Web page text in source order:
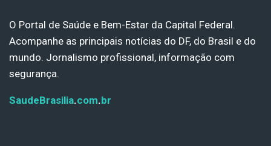
O Portal de Saúde e Bem-Estar da Capital Federal.
Acompanhe as principais notícias do DF, do Brasil e do
mundo. Jornalismo profissional, informação com
segurança.
SaudeBrasilia.com.br